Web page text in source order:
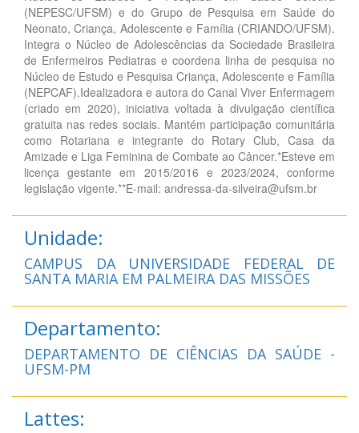
(NEPESC/UFSM) e do Grupo de Pesquisa em Saúde do
Neonato, Criança, Adolescente e Família (CRIANDO/UFSM).
Integra o Núcleo de Adolescências da Sociedade Brasileira
de Enfermeiros Pediatras e coordena linha de pesquisa no
Núcleo de Estudo e Pesquisa Criança, Adolescente e Família
(NEPCAF).Idealizadora e autora do Canal Viver Enfermagem
(criado em 2020), iniciativa voltada à divulgação científica
gratuita nas redes sociais. Mantém participação comunitária
como Rotariana e integrante do Rotary Club, Casa da
Amizade e Liga Feminina de Combate ao Câncer.*Esteve em
licença gestante em 2015/2016 e 2023/2024, conforme
legislação vigente.**E-mail: andressa-da-silveira@ufsm.br
Unidade:
CAMPUS DA UNIVERSIDADE FEDERAL DE
SANTA MARIA EM PALMEIRA DAS MISSÕES
Departamento:
DEPARTAMENTO DE CIÊNCIAS DA SAÚDE -
UFSM-PM
Lattes: